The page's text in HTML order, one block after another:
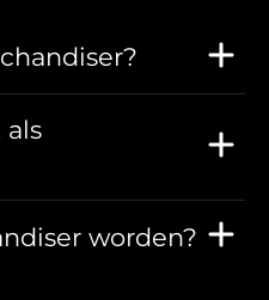
als
worden?